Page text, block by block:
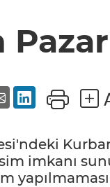
imkanı